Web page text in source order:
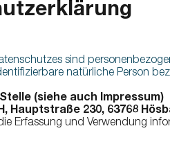
sind
natürliche Person
(siehe auch Impressum)
Hauptstraße 230, 63768
Erfassung und Verwendung